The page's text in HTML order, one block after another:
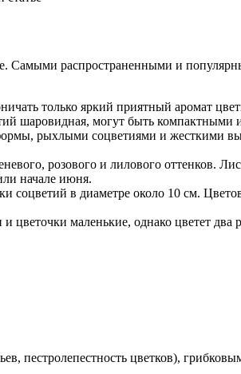
Самыми распространенными и
только яркий приятный аромат
шаровидная, могут быть
рыхлыми соцветиями и жесткими
розового и лилового оттенков.
начале июня.
соцветий в диаметре около 10 см.
маленькие, однако цветет два
пестролепестность цветков),